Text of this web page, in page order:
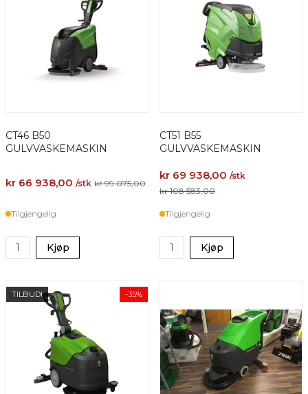
CT46 B50
GULVVASKEMASKIN
kr 66 938,00 /stk kr 99 075,00
Tilgjengelig
Kjøp
CT51 B55
GULVVASKEMASKIN
kr 69 938,00 /stk
kr 108 583,00
Tilgjengelig
Kjøp
TILBUD! -35%